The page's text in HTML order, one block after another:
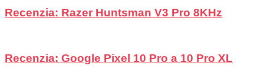
Recenzia: Razer Huntsman V3 Pro 8KHz
Recenzia: Google Pixel 10 Pro a 10 Pro XL